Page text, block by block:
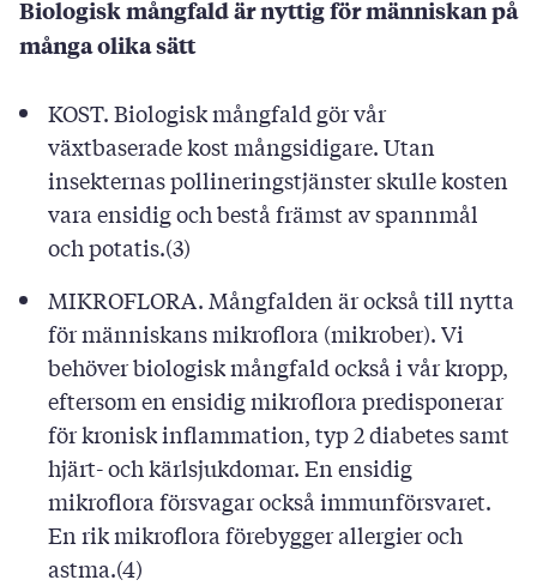
Biologisk mångfald är nyttig för människan på
många olika sätt
KOST. Biologisk mångfald gör vår
växtbaserade kost mångsidigare. Utan
insekternas pollineringstjänster skulle kosten
vara ensidig och bestå främst av spannmål
och potatis.(3)
MIKROFLORA. Mångfalden är också till nytta
för människans mikroflora (mikrober). Vi
behöver biologisk mångfald också i vår kropp,
eftersom en ensidig mikroflora predisponerar
för kronisk inflammation, typ 2 diabetes samt
hjärt- och kärlsjukdomar. En ensidig
mikroflora försvagar också immunförsvaret.
En rik mikroflora förebygger allergier och
astma.(4)